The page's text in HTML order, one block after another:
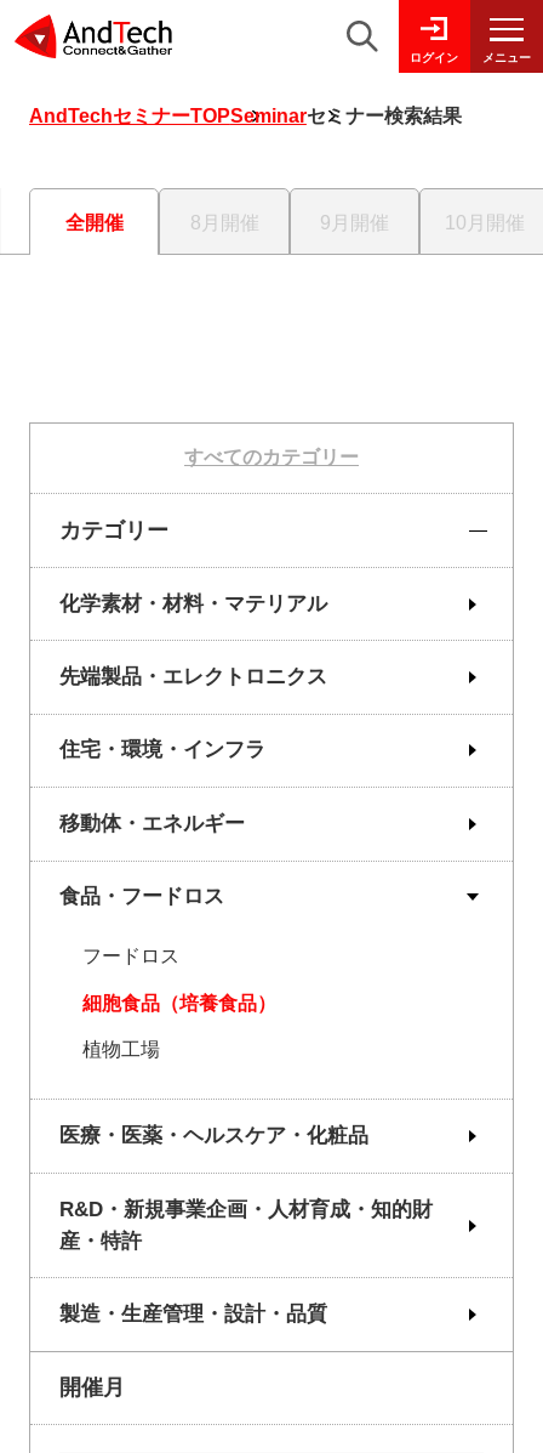
ログイン メニュー
AndTechセミナーTOPSeminarセミナー検索結果
全開催 8月開催 9月開催 10月開催
すべてのカテゴリー
カテゴリー
化学素材・材料・マテリアル
先端製品・エレクトロニクス
住宅・環境・インフラ
移動体・エネルギー
食品・フードロス
フードロス
細胞食品（培養食品）
植物工場
医療・医薬・ヘルスケア・化粧品
R&D・新規事業企画・人材育成・知的財
産・特許
製造・生産管理・設計・品質
開催月